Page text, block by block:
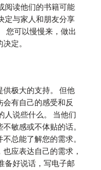
阅读他们的书籍可能
定与家人和朋友分享
您可以慢慢来，做出
定。
极大的支持。 但他
有自己的感受和反
人说些什么。 当他们
敏感或不体贴的话。
总能了解您的需求。
应表达自己的需求，
备好说话，写电子邮